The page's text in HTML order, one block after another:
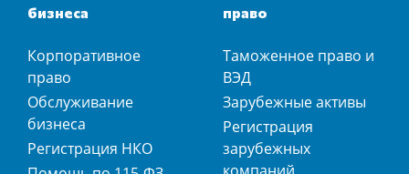
бизнеса
Корпоративное
право
Обслуживание
бизнеса
Регистрация НКО
право
Таможенное право и
ВЭД
Зарубежные активы
Регистрация
зарубежных